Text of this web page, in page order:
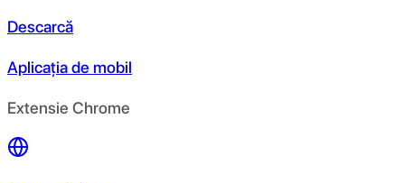
Descarcă
Aplicația de mobil
Extensie Chrome